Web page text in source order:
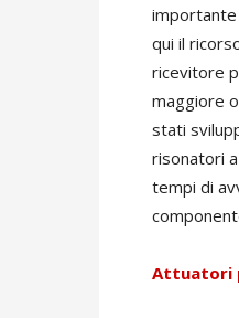
importante
qui il
ricevitore
maggiore
stati
risonatori
tempi di
Attuatori